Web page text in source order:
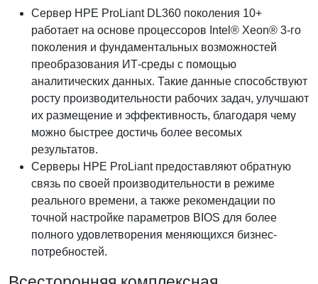
Сервер HPE ProLiant DL360 поколения 10+
работает на основе процессоров Intel® Xeon® 3-го
поколения и фундаментальных возможностей
преобразования ИТ-среды с помощью
аналитических данных. Такие данные способствуют
росту производительности рабочих задач, улучшают
их размещение и эффективность, благодаря чему
можно быстрее достичь более весомых
результатов.
Серверы HPE ProLiant предоставляют обратную
связь по своей производительности в режиме
реального времени, а также рекомендации по
точной настройке параметров BIOS для более
полного удовлетворения меняющихся бизнес-
потребностей.